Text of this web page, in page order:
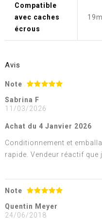
Compatible
avec caches
écrous
Avis
Note
Sabrina F
11/03/2026
Achat du 4 Janvier 2026
Conditionnement et
rapide. Vendeur réactif que
Note
Quentin Meyer
24/06/2018